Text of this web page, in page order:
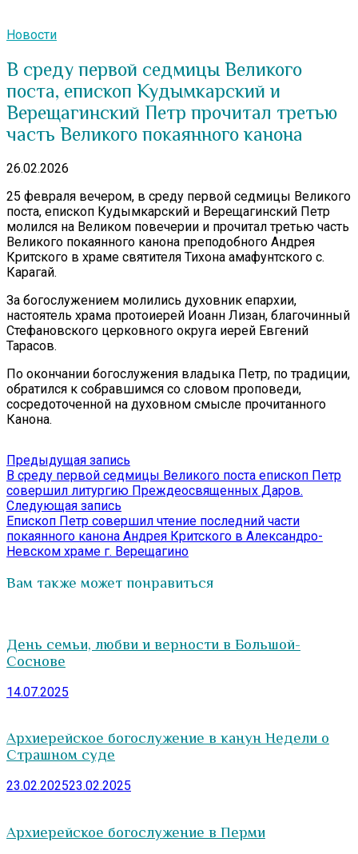
Новости
В среду первой седмицы Великого
поста, епископ Кудымкарский и
Верещагинский Петр прочитал третью
часть Великого покаянного канона
26.02.2026
25 февраля вечером, в среду первой седмицы Великого
поста, епископ Кудымкарский и Верещагинский Петр
молился на Великом повечерии и прочитал третью часть
Великого покаянного канона преподобного Андрея
Критского в храме святителя Тихона амафунтского с.
Карагай.
За богослужением молились духовник епархии,
настоятель храма протоиерей Иоанн Лизан, благочинный
Стефановского церковного округа иерей Евгений
Тарасов.
По окончании богослужения владыка Петр, по традиции,
обратился к собравшимся со словом проповеди,
сосредоточенной на духовном смысле прочитанного
Канона.
Навигация
по
записям
Предыдущая запись
запись:
В среду первой седмицы Великого поста епископ Петр
совершил литургию Преждеосвященных Даров.
Следующая запись
запись:
Епископ Петр совершил чтение последний части
покаянного канона Андрея Критского в Александро-
Невском храме г. Верещагино
Вам также может понравиться
День семьи, любви и верности в Большой-
Соснове
14.07.2025
Архиерейское богослужение в канун Недели о
Страшном суде
23.02.202523.02.2025
Архиерейское богослужение в Перми